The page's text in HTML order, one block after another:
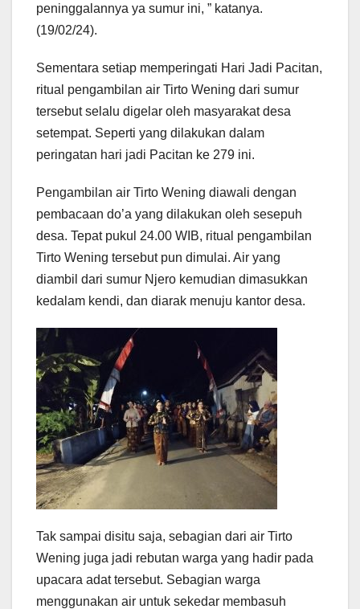
peninggalannya ya sumur ini, ” katanya.
(19/02/24).
Sementara setiap memperingati Hari Jadi Pacitan,
ritual pengambilan air Tirto Wening dari sumur
tersebut selalu digelar oleh masyarakat desa
setempat. Seperti yang dilakukan dalam
peringatan hari jadi Pacitan ke 279 ini.
Pengambilan air Tirto Wening diawali dengan
pembacaan do’a yang dilakukan oleh sesepuh
desa. Tepat pukul 24.00 WIB, ritual pengambilan
Tirto Wening tersebut pun dimulai. Air yang
diambil dari sumur Njero kemudian dimasukkan
kedalam kendi, dan diarak menuju kantor desa.
Tak sampai disitu saja, sebagian dari air Tirto
Wening juga jadi rebutan warga yang hadir pada
upacara adat tersebut. Sebagian warga
menggunakan air untuk sekedar membasuh